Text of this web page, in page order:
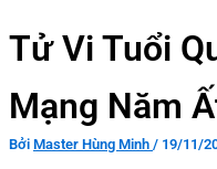
Tử Vi Tuổi
Mạng Năm
Bởi Master Hùng Minh / 19/11/